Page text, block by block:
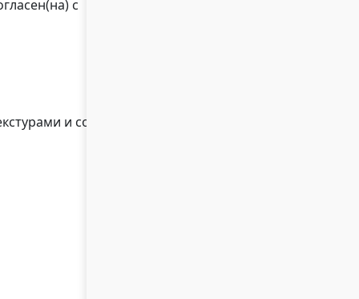
с
и сортами дерева.